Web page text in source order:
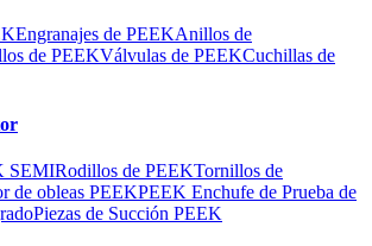
Engranajes de PEEKAnillos de
de PEEKVálvulas de PEEKCuchillas de
SEMIRodillos de PEEKTornillos de
de obleas PEEKPEEK Enchufe de Prueba de
Piezas de Succión PEEK